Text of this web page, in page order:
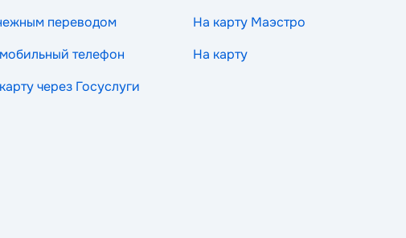
переводом
На карту Маэстро
телефон
На карту
через Госуслуги